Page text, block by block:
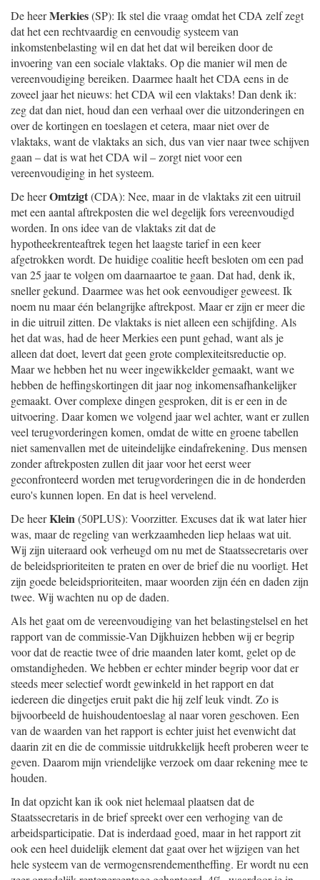
De heerMerkies(SP): Ik stel die vraag omdat het CDA zelf zegt
dat het een rechtvaardig en eenvoudig systeem van
inkomstenbelasting wil en dat het dat wil bereiken door de
invoering van een sociale vlaktaks. Op die manier wil men de
vereenvoudiging bereiken. Daarmee haalt het CDA eens in de
zoveel jaar het nieuws: het CDA wil een vlaktaks! Dan denk ik:
zeg dat dan niet, houd dan een verhaal over die uitzonderingen en
over de kortingen en toeslagen et cetera, maar niet over de
vlaktaks, want de vlaktaks an sich, dus van vier naar twee schijven
gaan – dat is wat het CDA wil – zorgt niet voor een
vereenvoudiging in het systeem.
De heerOmtzigt(CDA): Nee, maar in de vlaktaks zit een uitruil
met een aantal aftrekposten die wel degelijk fors vereenvoudigd
worden. In ons idee van de vlaktaks zit dat de
hypotheekrenteaftrek tegen het laagste tarief in een keer
afgetrokken wordt. De huidige coalitie heeft besloten om een pad
van 25 jaar te volgen om daarnaartoe te gaan. Dat had, denk ik,
sneller gekund. Daarmee was het ook eenvoudiger geweest. Ik
noem nu maar één belangrijke aftrekpost. Maar er zijn er meer die
in die uitruil zitten. De vlaktaks is niet alleen een schijfding. Als
het dat was, had de heer Merkies een punt gehad, want als je
alleen dat doet, levert dat geen grote complexiteitsreductie op.
Maar we hebben het nu weer ingewikkelder gemaakt, want we
hebben de heffingskortingen dit jaar nog inkomensafhankelijker
gemaakt. Over complexe dingen gesproken, dit is er een in de
uitvoering. Daar komen we volgend jaar wel achter, want er zullen
veel terugvorderingen komen, omdat de witte en groene tabellen
niet samenvallen met de uiteindelijke eindafrekening. Dus mensen
zonder aftrekposten zullen dit jaar voor het eerst weer
geconfronteerd worden met terugvorderingen die in de honderden
euro's kunnen lopen. En dat is heel vervelend.
De heerKlein(50PLUS): Voorzitter. Excuses dat ik wat later hier
was, maar de regeling van werkzaamheden liep helaas wat uit.
Wij zijn uiteraard ook verheugd om nu met de Staatssecretaris over
de beleidsprioriteiten te praten en over de brief die nu voorligt. Het
zijn goede beleidsprioriteiten, maar woorden zijn één en daden zijn
twee. Wij wachten nu op de daden.
Als het gaat om de vereenvoudiging van het belastingstelsel en het
rapport van de commissie-Van Dijkhuizen hebben wij er begrip
voor dat de reactie twee of drie maanden later komt, gelet op de
omstandigheden. We hebben er echter minder begrip voor dat er
steeds meer selectief wordt gewinkeld in het rapport en dat
iedereen die dingetjes eruit pakt die hij zelf leuk vindt. Zo is
bijvoorbeeld de huishoudentoeslag al naar voren geschoven. Een
van de waarden van het rapport is echter juist het evenwicht dat
daarin zit en die de commissie uitdrukkelijk heeft proberen weer te
geven. Daarom mijn vriendelijke verzoek om daar rekening mee te
houden.
In dat opzicht kan ik ook niet helemaal plaatsen dat de
Staatssecretaris in de brief spreekt over een verhoging van de
arbeidsparticipatie. Dat is inderdaad goed, maar in het rapport zit
ook een heel duidelijk element dat gaat over het wijzigen van het
hele systeem van de vermogensrendementheffing. Er wordt nu een